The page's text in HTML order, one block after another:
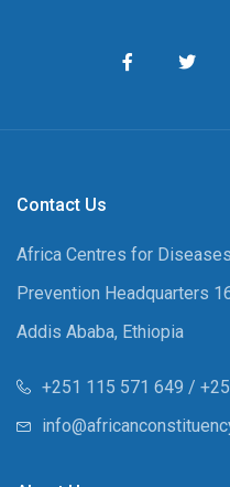
Contact Us
Africa Centres for
Prevention Headquarters
Addis Ababa, Ethiopia
+251 115 571 649 /